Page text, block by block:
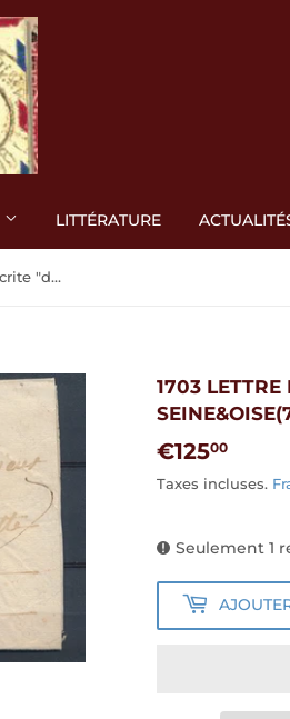
LITTÉRATURE
1703 Lettre marque manuscrite "de st germain" SEINE&OISE(72) SUP. P3362
1703
€12500
Taxes incluses.
Seulement 1